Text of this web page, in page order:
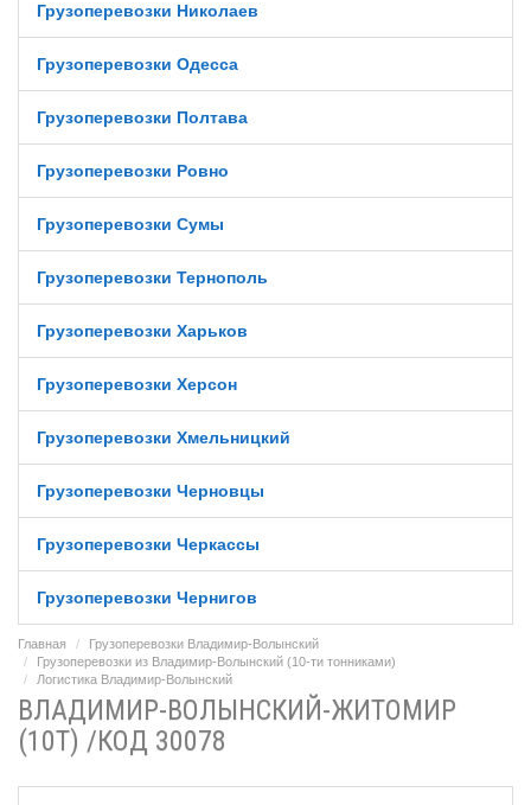
Грузоперевозки Николаев
Грузоперевозки Одесса
Грузоперевозки Полтава
Грузоперевозки Ровно
Грузоперевозки Сумы
Грузоперевозки Тернополь
Грузоперевозки Харьков
Грузоперевозки Херсон
Грузоперевозки Хмельницкий
Грузоперевозки Черновцы
Грузоперевозки Черкассы
Грузоперевозки Чернигов
Главная
Грузоперевозки Владимир-Волынский
Грузоперевозки из Владимир-Волынский (10-ти тонниками)
Логистика Владимир-Волынский
ВЛАДИМИР-ВОЛЫНСКИЙ-ЖИТОМИР
(10Т) /КОД 30078